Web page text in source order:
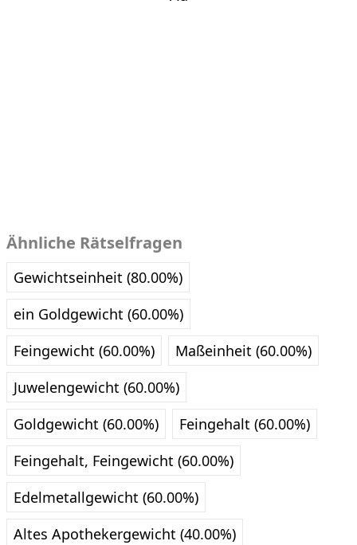
Ähnliche Rätselfragen
Gewichtseinheit (80.00%)
ein Goldgewicht (60.00%)
Feingewicht (60.00%)
Maßeinheit (60.00%)
Juwelengewicht (60.00%)
Goldgewicht (60.00%)
Feingehalt (60.00%)
Feingehalt, Feingewicht (60.00%)
Edelmetallgewicht (60.00%)
Altes Apothekergewicht (40.00%)